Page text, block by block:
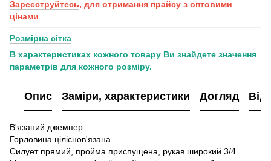
Зареєструйтесь, для отримання прайсу з оптовими
цінами
Розмірна сітка
В характеристиках кожного товару Ви знайдете значення
параметрів для кожного розміру.
Опис Заміри, характеристики Догляд
В'язаний джемпер.
Горловина ціліснов'язана.
Силует прямий, пройма приспущена, рукав широкий 3/4.